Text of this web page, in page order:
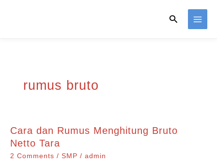
Search
rumus bruto
Cara dan Rumus Menghitung Bruto
Netto Tara
2 Comments /SMP /admin